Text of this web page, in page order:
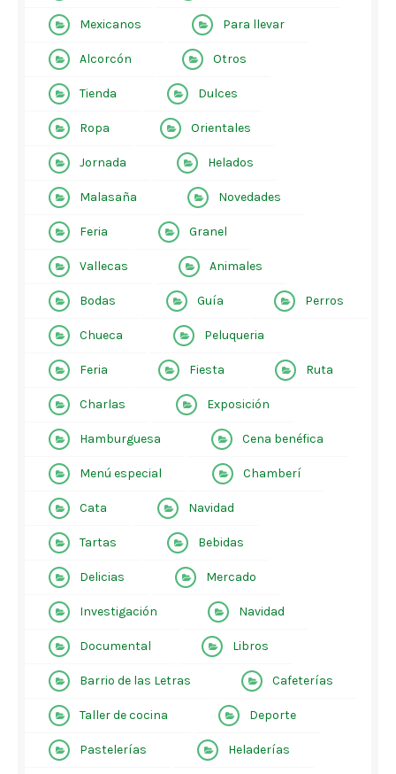
Mexicanos Para llevar
Alcorcón Otros
Tienda Dulces
Ropa Orientales
Jornada Helados
Malasaña Novedades
Feria Granel
Vallecas Animales
Bodas Guía Perros
Chueca Peluqueria
Feria Fiesta Ruta
Charlas Exposición
Hamburguesa Cena benéfica
Menú especial Chamberí
Cata Navidad
Tartas Bebidas
Delicias Mercado
Investigación Navidad
Documental Libros
Barrio de las Letras Cafeterías
Taller de cocina Deporte
Pastelerías Heladerías